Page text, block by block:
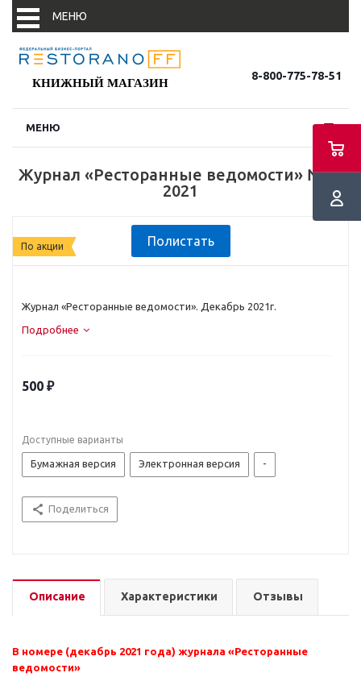
МЕНЮ
Новости
Новости партнеров
В фокусе
Рейтинги
Менеджмент
Маркетинг
Личный опыт
КНИЖНЫЙ МАГАЗИН
8-800-775-78-51
МЕНЮ
Журнал «Ресторанные ведомости» №12
2021
По акции Полистать
Журнал «Ресторанные ведомости». Декабрь 2021г.
Подробнее
500 ₽
Доступные варианты
Бумажная версия Электронная версия -
Поделиться
Описание Характеристики Отзывы
В номере (декабрь 2021 года) журнала «Ресторанные
ведомости»